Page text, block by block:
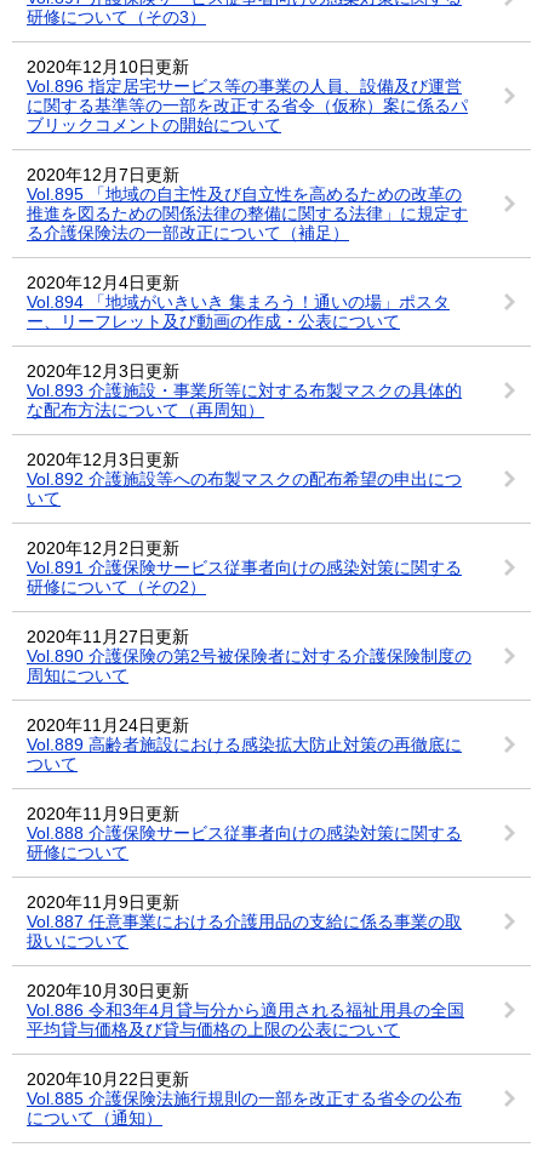
研修について（その3）
2020年12月10日更新
Vol.896 指定居宅サービス等の事業の人員、設備及び運営
に関する基準等の一部を改正する省令（仮称）案に係るパ
ブリックコメントの開始について
2020年12月7日更新
Vol.895 「地域の自主性及び自立性を高めるための改革の
推進を図るための関係法律の整備に関する法律」に規定す
る介護保険法の一部改正について（補足）
2020年12月4日更新
Vol.894 「地域がいきいき 集まろう！通いの場」ポスタ
ー、リーフレット及び動画の作成・公表について
2020年12月3日更新
Vol.893 介護施設・事業所等に対する布製マスクの具体的
な配布方法について（再周知）
2020年12月3日更新
Vol.892 介護施設等への布製マスクの配布希望の申出につ
いて
2020年12月2日更新
Vol.891 介護保険サービス従事者向けの感染対策に関する
研修について（その2）
2020年11月27日更新
Vol.890 介護保険の第2号被保険者に対する介護保険制度の
周知について
2020年11月24日更新
Vol.889 高齢者施設における感染拡大防止対策の再徹底に
ついて
2020年11月9日更新
Vol.888 介護保険サービス従事者向けの感染対策に関する
研修について
2020年11月9日更新
Vol.887 任意事業における介護用品の支給に係る事業の取
扱いについて
2020年10月30日更新
Vol.886 令和3年4月貸与分から適用される福祉用具の全国
平均貸与価格及び貸与価格の上限の公表について
2020年10月22日更新
Vol.885 介護保険法施行規則の一部を改正する省令の公布
について（通知）